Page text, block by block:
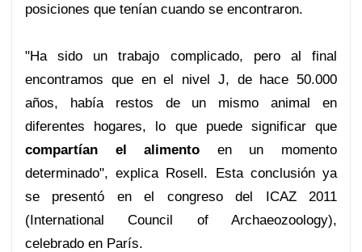
posiciones que tenían cuando se encontraron.
"Ha sido un trabajo complicado, pero al final
encontramos que en el nivel J, de hace 50.000
años, había restos de un mismo animal en
diferentes hogares, lo que puede significar que
compartían el alimento en un momento
determinado", explica Rosell. Esta conclusión ya
se presentó en el congreso del ICAZ 2011
(International Council of Archaeozoology),
celebrado en París.